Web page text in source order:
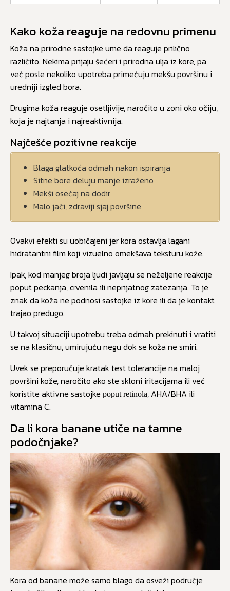
Kako koža reaguje na redovnu primenu
Koža na prirodne sastojke ume da reaguje prilično
različito. Nekima prijaju šećeri i prirodna ulja iz kore, pa
već posle nekoliko upotreba primećuju mekšu površinu i
uredniji izgled bora.
Drugima koža reaguje osetljivije, naročito u zoni oko očiju,
koja je najtanja i najreaktivnija.
Najčešće pozitivne reakcije
Blaga glatkoća odmah nakon ispiranja
Sitne bore deluju manje izraženo
Mekši osećaj na dodir
Malo jači, zdraviji sjaj površine
Ovakvi efekti su uobičajeni jer kora ostavlja lagani
hidratantni film koji vizuelno omekšava teksturu kože.
Ipak, kod manjeg broja ljudi javljaju se neželjene reakcije
poput peckanja, crvenila ili neprijatnog zatezanja. To je
znak da koža ne podnosi sastojke iz kore ili da je kontakt
trajao predugo.
U takvoj situaciji upotrebu treba odmah prekinuti i vratiti
se na klasičnu, umirujuću negu dok se koža ne smiri.
Uvek se preporučuje kratak test tolerancije na maloj
površini kože, naročito ako ste skloni iritacijama ili već
koristite aktivne sastojke poput retinola, AHA/BHA ili
vitamina C.
Da li kora banane utiče na tamne
podočnjake?
Kora od banane može samo blago da osveži područje